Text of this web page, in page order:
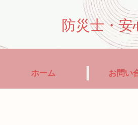
防災士・
ホーム お問い